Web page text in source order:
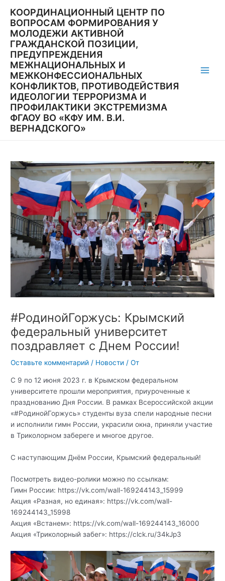
содержимому
КООРДИНАЦИОННЫЙ ЦЕНТР ПО
ВОПРОСАМ ФОРМИРОВАНИЯ У
МОЛОДЕЖИ АКТИВНОЙ
ГРАЖДАНСКОЙ ПОЗИЦИИ,
ПРЕДУПРЕЖДЕНИЯ
МЕЖНАЦИОНАЛЬНЫХ И
МЕЖКОНФЕССИОНАЛЬНЫХ
КОНФЛИКТОВ, ПРОТИВОДЕЙСТВИЯ
ИДЕОЛОГИИ ТЕРРОРИЗМА И
ПРОФИЛАКТИКИ ЭКСТРЕМИЗМА
ФГАОУ ВО «КФУ ИМ. В.И.
ВЕРНАДСКОГО»
#РодинойГоржусь: Крымский
федеральный университет
поздравляет с Днем России!
Оставьте комментарий / Новости / От
С 9 по 12 июня 2023 г. в Крымском федеральном
университете прошли мероприятия, приуроченные к
празднованию Дня России. В рамках Всероссийской акции
«#РодинойГоржусь» студенты вуза спели народные песни
и исполнили гимн России, украсили окна, приняли участие
в Триколорном забереге и многое другое.
С наступающим Днём России, Крымский федеральный!
Посмотреть видео-ролики можно по ссылкам:
Гимн России: https://vk.com/wall-169244143_15999
Акция «Разная, но единая»: https://vk.com/wall-
169244143_15998
Акция «Встанем»: https://vk.com/wall-169244143_16000
Акция «Триколорный забег»: https://clck.ru/34kJp3